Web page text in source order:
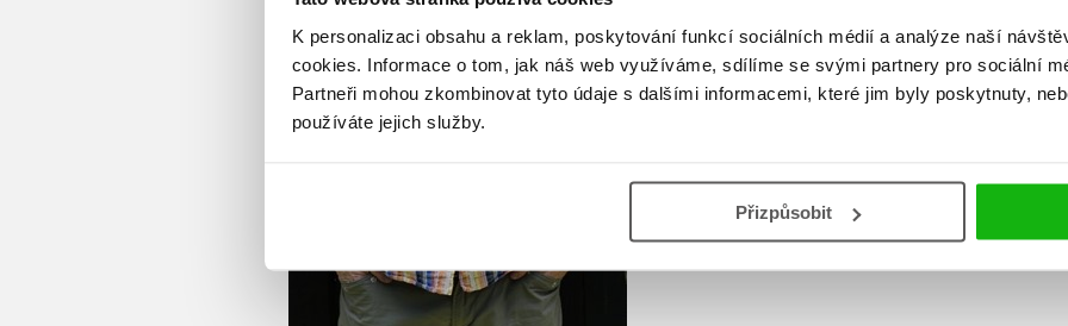
K personalizaci obsahu a reklam, poskytování funkcí sociálních médií a analýze naší
cookies. Informace o tom, jak náš web využíváme, sdílíme se svými partnery pro sociální
Partneři mohou zkombinovat tyto údaje s dalšími informacemi, které jim byly poskytnuty,
používáte jejich služby.
Přizpůsobit
sarkasmus, nevyhýbá se ani milostné poezii.